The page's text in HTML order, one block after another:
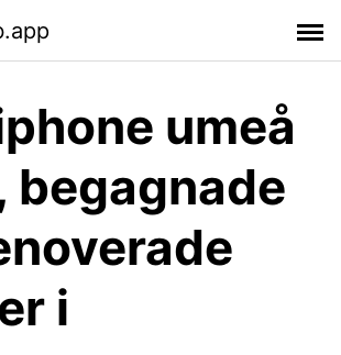
umeå
begagnade
i